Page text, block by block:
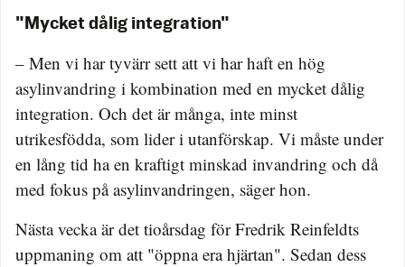
"Mycket dålig integration"
– Men vi har tyvärr sett att vi har haft en hög
asylinvandring i kombination med en mycket dålig
integration. Och det är många, inte minst
utrikesfödda, som lider i utanförskap. Vi måste under
en lång tid ha en kraftigt minskad invandring och då
med fokus på asylinvandringen, säger hon.
Nästa vecka är det tioårsdag för Fredrik Reinfeldts
uppmaning om att "öppna era hjärtan". Sedan dess